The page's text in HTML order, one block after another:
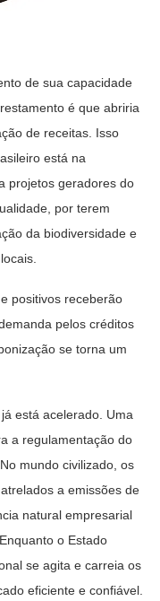
de sua capacidade
é que abriria
de receitas. Isso
está na
projetos geradores do
por terem
da biodiversidade e
receberão
pelos créditos
se torna um
acelerado. Uma
a regulamentação do
mundo civilizado, os
a emissões de
natural empresarial
o Estado
se agita e carreia os
eficiente e confiável.